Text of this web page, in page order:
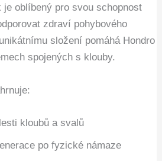
je oblíbený pro svou schopnost
zdraví pohybového
složení pomáhá Hondro
spojených s klouby.
kloubů a svalů
po fyzické námaze